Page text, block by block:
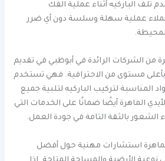
تلف الباركيه أثناء عملية الفك
عملية سهلة وسلسة دون أي ضرر
من الشركات الرائدة في أبوظبي في تقديم
مستوى من الاحترافية. فهي تستخدم
المناسبة لتركيب الباركيه لتلبية جميع
الماهرة أيضًا ضمانًا على الخدمات التي
الشعور بالثقة التامة في جودة العمل.
الماهرة استشارات مهنية حول أفضل